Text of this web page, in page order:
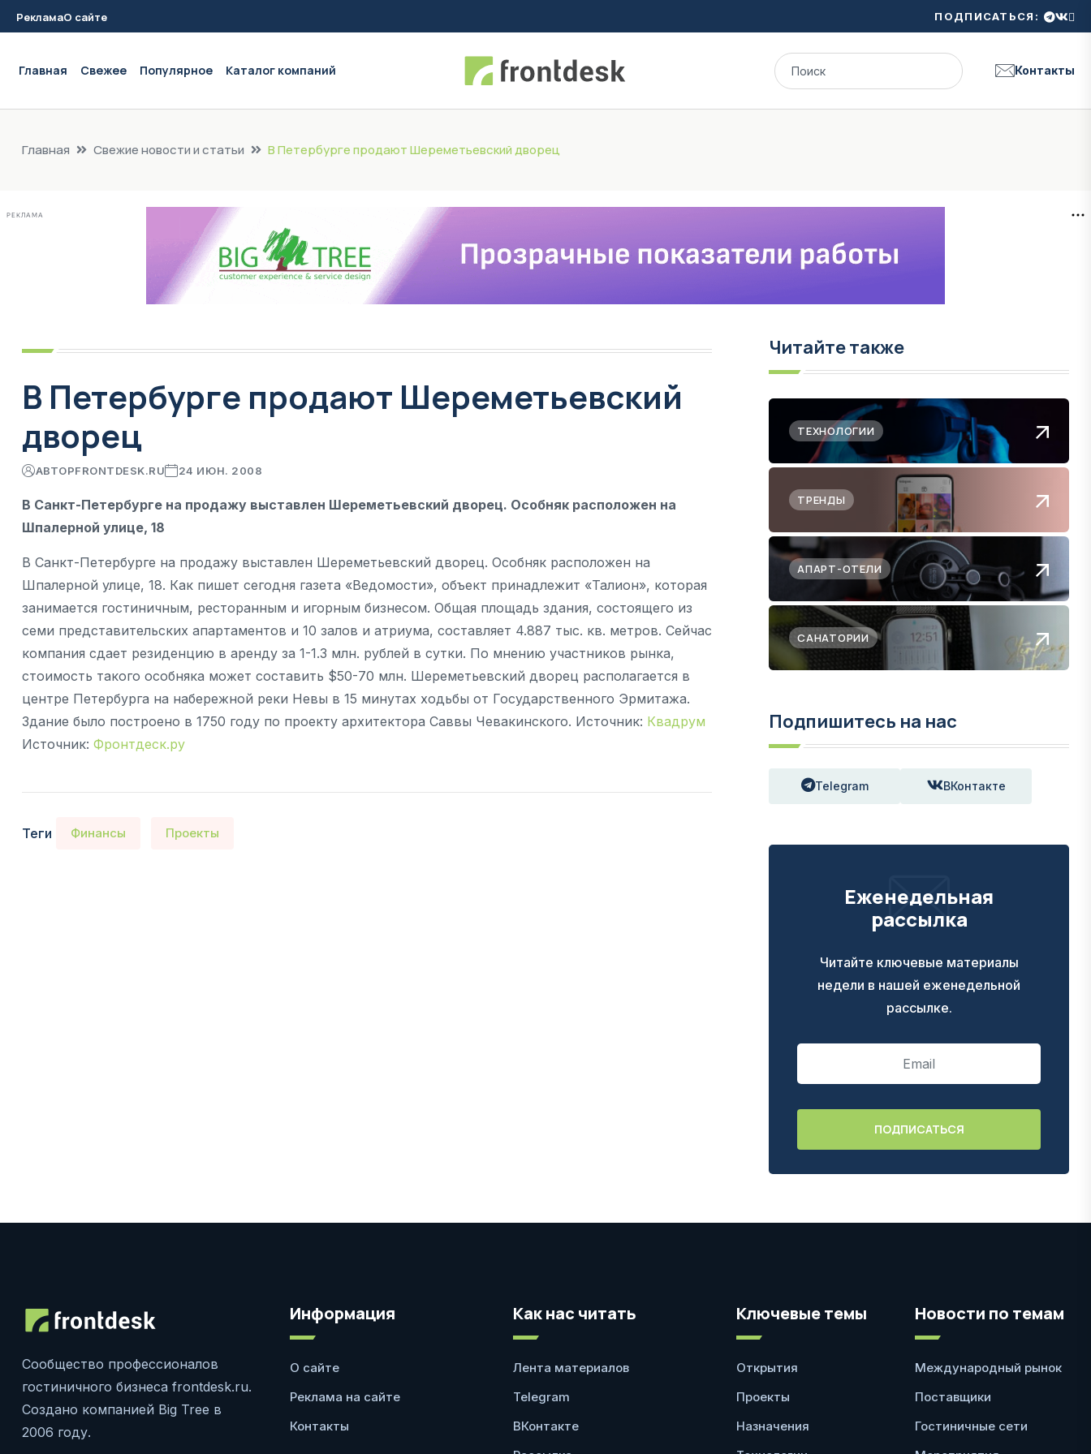
РекламаО сайте ПОДПИСАТЬСЯ:
Главная Свежее Популярное Каталог компаний Контакты
Главная Свежие новости и статьи В Петербурге продают Шереметьевский дворец
РЕКЛАМА
В Петербурге продают Шереметьевский
дворец
АВТОРFRONTDESK.RU 24 ИЮН. 2008
В Санкт-Петербурге на продажу выставлен Шереметьевский дворец. Особняк расположен на
Шпалерной улице, 18
В Санкт-Петербурге на продажу выставлен Шереметьевский дворец. Особняк расположен на
Шпалерной улице, 18. Как пишет сегодня газета «Ведомости», объект принадлежит «Талион», которая
занимается гостиничным, ресторанным и игорным бизнесом. Общая площадь здания, состоящего из
семи представительских апартаментов и 10 залов и атриума, составляет 4.887 тыс. кв. метров. Сейчас
компания сдает резиденцию в аренду за 1-1.3 млн. рублей в сутки. По мнению участников рынка,
стоимость такого особняка может составить $50-70 млн. Шереметьевский дворец располагается в
центре Петербурга на набережной реки Невы в 15 минутах ходьбы от Государственного Эрмитажа.
Здание было построено в 1750 году по проекту архитектора Саввы Чевакинского. Источник: Квадрум
Источник: Фронтдеск.ру
Теги Финансы Проекты
Читайте также
ТЕХНОЛОГИИ
ТРЕНДЫ
АПАРТ-ОТЕЛИ
САНАТОРИИ
Подпишитесь на нас
Telegram ВКонтакте
Еженедельная
рассылка
Читайте ключевые материалы
недели в нашей еженедельной
рассылке.
Сообщество профессионалов
гостиничного бизнеса frontdesk.ru.
Создано компанией Big Tree в
2006 году.
Информация
О сайте
Реклама на сайте
Контакты
Как нас читать
Лента материалов
Telegram
ВКонтакте
Ключевые темы
Открытия
Проекты
Назначения
Новости по темам
Международный рынок
Поставщики
Гостиничные сети